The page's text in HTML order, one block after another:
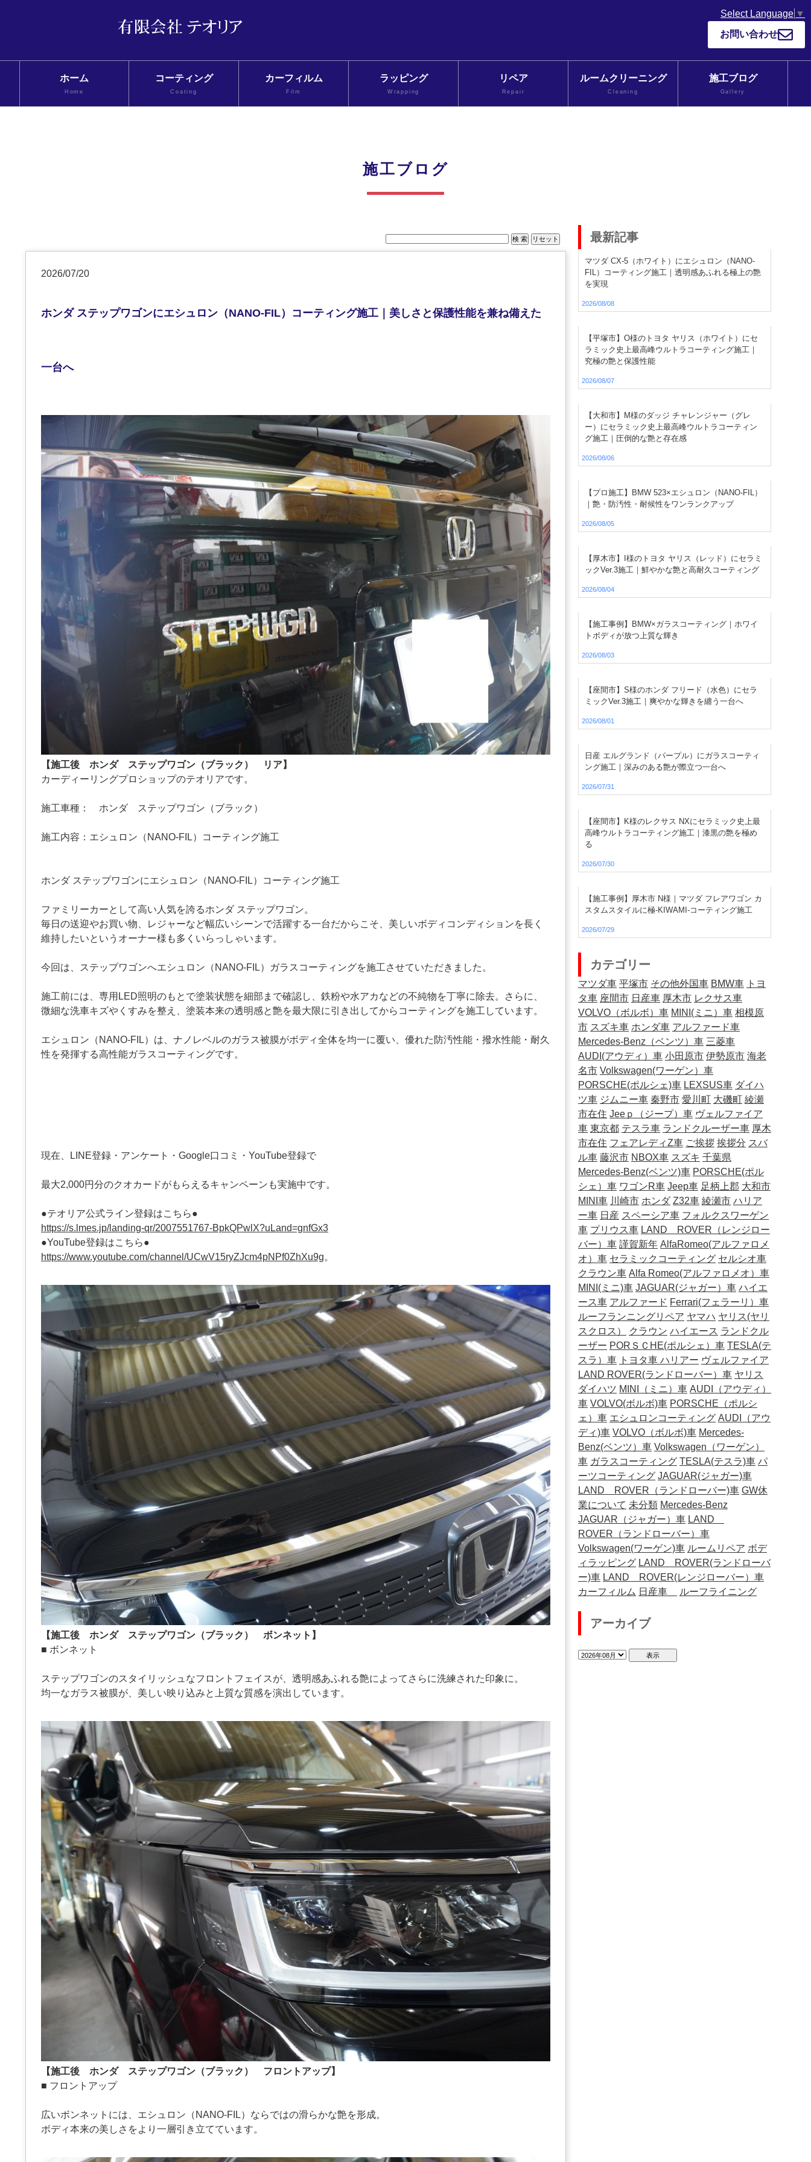
Select Language ▼
お問い合わせ
ホーム
Home
コーティング
Coating
カーフィルム
Film
ラッピング
Wrapping
リペア
Repair
ルームクリーニング
Cleaning
施工ブログ
Gallery
施工ブログ
2026/07/20
ホンダ ステップワゴンにエシュロン（NANO-FIL）コーティング施工｜美しさと保護性能を兼ね備えた
一台へ
【施工後 ホンダ ステップワゴン（ブラック） リア】
カーディーリングプロショップのテオリアです。
施工車種： ホンダ ステップワゴン（ブラック）
施工内容：エシュロン（NANO-FIL）コーティング施工
ホンダ ステップワゴンにエシュロン（NANO-FIL）コーティング施工
ファミリーカーとして高い人気を誇るホンダ ステップワゴン。
毎日の送迎やお買い物、レジャーなど幅広いシーンで活躍する一台だからこそ、美しいボディコンディションを長く
維持したいというオーナー様も多くいらっしゃいます。
今回は、ステップワゴンへエシュロン（NANO-FIL）ガラスコーティングを施工させていただきました。
施工前には、専用LED照明のもとで塗装状態を細部まで確認し、鉄粉や水アカなどの不純物を丁寧に除去。さらに、
微細な洗車キズやくすみを整え、塗装本来の透明感と艶を最大限に引き出してからコーティングを施工しています。
エシュロン（NANO-FIL）は、ナノレベルのガラス被膜がボディ全体を均一に覆い、優れた防汚性能・撥水性能・耐久
性を発揮する高性能ガラスコーティングです。
現在、LINE登録・アンケート・Google口コミ・YouTube登録で
最大2,000円分のクオカードがもらえるキャンペーンも実施中です。
●テオリア公式ライン登録はこちら●
https://s.lmes.jp/landing-qr/2007551767-BpkQPwlX?uLand=gnfGx3
●YouTube登録はこちら●
https://www.youtube.com/channel/UCwV15ryZJcm4pNPf0ZhXu9g。
【施工後 ホンダ ステップワゴン（ブラック） ボンネット】
■ ボンネット
ステップワゴンのスタイリッシュなフロントフェイスが、透明感あふれる艶によってさらに洗練された印象に。
均一なガラス被膜が、美しい映り込みと上質な質感を演出しています。
【施工後 ホンダ ステップワゴン（ブラック） フロントアップ】
■ フロントアップ
広いボンネットには、エシュロン（NANO-FIL）ならではの滑らかな艶を形成。
ボディ本来の美しさをより一層引き立てています。
最新記事
マツダ CX-5（ホワイト）にエシュロン（NANO-
FIL）コーティング施工｜透明感あふれる極上の艶
を実現
2026/08/08
【平塚市】O様のトヨタ ヤリス（ホワイト）にセ
ラミック史上最高峰ウルトラコーティング施工｜
究極の艶と保護性能
2026/08/07
【大和市】M様のダッジ チャレンジャー（グレ
ー）にセラミック史上最高峰ウルトラコーティン
グ施工｜圧倒的な艶と存在感
2026/08/06
【プロ施工】BMW 523×エシュロン（NANO-FIL）
｜艶・防汚性・耐候性をワンランクアップ
2026/08/05
【厚木市】I様のトヨタ ヤリス（レッド）にセラミ
ックVer.3施工｜鮮やかな艶と高耐久コーティング
2026/08/04
【施工事例】BMW×ガラスコーティング｜ホワイ
トボディが放つ上質な輝き
2026/08/03
【座間市】S様のホンダ フリード（水色）にセラ
ミックVer.3施工｜爽やかな輝きを纏う一台へ
2026/08/01
日産 エルグランド（パープル）にガラスコーティ
ング施工｜深みのある艶が際立つ一台へ
2026/07/31
【座間市】K様のレクサス NXにセラミック史上最
高峰ウルトラコーティング施工｜漆黒の艶を極め
る
2026/07/30
【施工事例】厚木市 N様｜マツダ フレアワゴン カ
スタムスタイルに極-KIWAMI-コーティング施工
2026/07/29
カテゴリー
マツダ車 平塚市 その他外国車 BMW車 トヨ
タ車 座間市 日産車 厚木市 レクサス車
VOLVO（ボルボ）車 MINI(ミニ）車 相模原
市 スズキ車 ホンダ車 アルファード車
Mercedes-Benz（ベンツ）車 三菱車
AUDI(アウディ）車 小田原市 伊勢原市 海老
名市 Volkswagen(ワーゲン）車
PORSCHE(ポルシェ)車 LEXSUS車 ダイハ
ツ車 ジムニー車 秦野市 愛川町 大磯町 綾瀬
市在住 Jeeｐ（ジープ）車 ヴェルファイア
車 東京都 テスラ車 ランドクルーザー車 厚木
市在住 フェアレディZ車 ご挨拶 挨拶分 スバ
ル車 藤沢市 NBOX車 スズキ 千葉県
Mercedes-Benz(ベンツ)車 PORSCHE(ポル
シェ）車 ワゴンR車 Jeep車 足柄上郡 大和市
MINI車 川崎市 ホンダ Z32車 綾瀬市 ハリア
ー車 日産 スペーシア車 フォルクスワーゲン
車 プリウス車 LAND ROVER（レンジロー
バー）車 謹賀新年 AlfaRomeo(アルファロメ
オ）車 セラミックコーティング セルシオ車
クラウン車 Alfa Romeo(アルファロメオ）車
MINI(ミニ)車 JAGUAR(ジャガー）車 ハイエ
ース車 アルファード Ferrari(フェラーリ）車
ルーフランニングリペア ヤマハ ヤリス(ヤリ
スクロス）
クラウン ハイエース ランドクル
ーザー PORＳＣHE(ポルシェ）車 TESLA(テ
スラ）車 トヨタ車 ハリアー ヴェルファイア
LAND ROVER(ランドローバー）車 ヤリス
ダイハツ MINI（ミニ）車 AUDI（アウディ）
車 VOLVO(ボルボ)車 PORSCHE（ポルシ
ェ）車 エシュロンコーティング AUDI（アウ
ディ)車 VOLVO（ボルボ)車 Mercedes-
Benz(ベンツ）車 Volkswagen（ワーゲン）
車 ガラスコーティング TESLA(テスラ)車 パ
ーツコーティング JAGUAR(ジャガー)車
LAND ROVER（ランドローバー)車 GW休
業について 未分類 Mercedes-Benz
JAGUAR（ジャガー）車 LAND
ROVER（ランドローバー）車
Volkswagen(ワーゲン)車 ルームリペア ボデ
ィラッピング LAND ROVER(ランドローバ
ー)車 LAND ROVER(レンジローバー）車
カーフィルム 日産車 ルーフライニング
アーカイブ